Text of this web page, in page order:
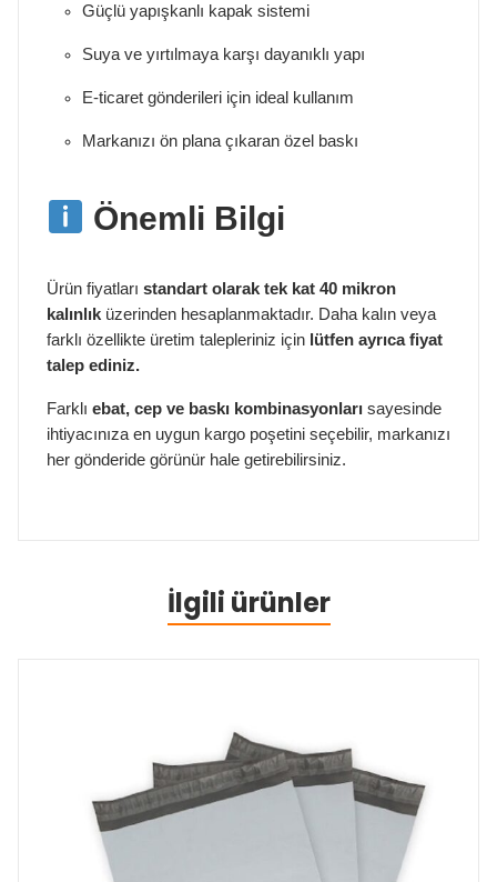
Güçlü yapışkanlı kapak sistemi
Suya ve yırtılmaya karşı dayanıklı yapı
E-ticaret gönderileri için ideal kullanım
Markanızı ön plana çıkaran özel baskı
Önemli Bilgi
Ürün fiyatları standart olarak tek kat 40 mikron
kalınlık üzerinden hesaplanmaktadır. Daha kalın veya
farklı özellikte üretim talepleriniz için lütfen ayrıca fiyat
talep ediniz.
Farklı ebat, cep ve baskı kombinasyonları sayesinde
ihtiyacınıza en uygun kargo poşetini seçebilir, markanızı
her gönderide görünür hale getirebilirsiniz.
İlgili ürünler